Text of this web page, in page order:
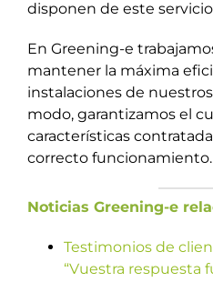
disponen de este
En Greening-e
mantener la máxima
instalaciones de
modo, garantizamos el
características
correcto funcionamiento.
Noticias Greening-e
Testimonios de
“Vuestra respuesta